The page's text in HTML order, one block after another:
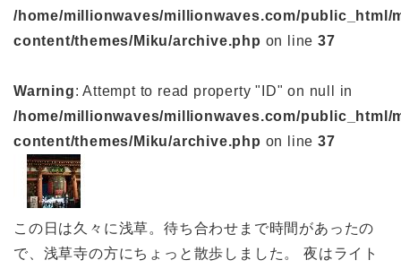
/home/millionwaves/millionwaves.com/public_html/
content/themes/Miku/archive.php on line37
Warning: Attempt to read property "ID" on null in
/home/millionwaves/millionwaves.com/public_html/
content/themes/Miku/archive.php on line37
この日は久々に浅草。待ち合わせまで時間があったの
で、浅草寺の方にちょっと散歩しました。 夜はライト